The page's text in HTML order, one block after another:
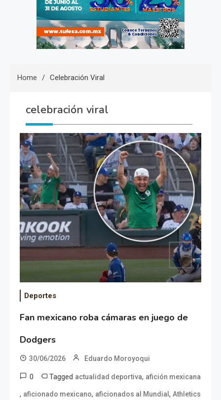
Home Celebración Viral
celebración viral
Deportes
Fan mexicano roba cámaras en juego de
Dodgers
30/06/2026 Eduardo Moroyoqui
0 Tagged actualidad deportiva, afición mexicana
, aficionado mexicano, aficionados al Mundial , Athletics